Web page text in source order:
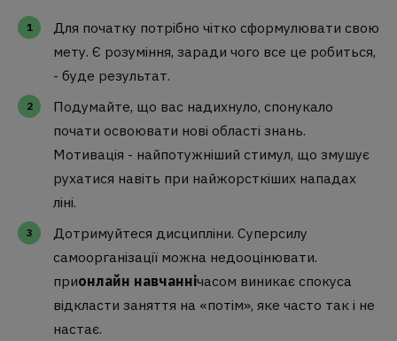
Для початку потрібно чітко сформулювати свою
мету. Є розуміння, заради чого все це робиться,
- буде результат.
Подумайте, що вас надихнуло, спонукало
почати освоювати нові області знань.
Мотивація - найпотужніший стимул, що змушує
рухатися навіть при найжорсткіших нападах
ліні.
Дотримуйтеся дисципліни. Суперсилу
самоорганізації можна недооцінювати.
прионлайн навчаннічасом виникає спокуса
відкласти заняття на «потім», яке часто так і не
настає.